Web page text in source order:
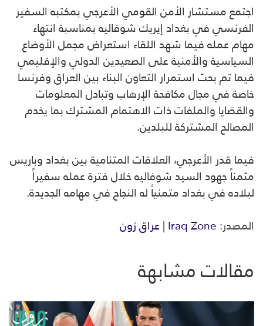
اجتمع مستشار الأمن القومي الأعرجي بمكتبه السفير
الفرنسي في بغداد إيريك شوفاليه بمناسبة انتهاء
مهام عمله فيما شهد اللقاء استعراض مجمل الأوضاع
السياسية والأمنية على الصعيدين الدولي والإقليمي
فيما تم بحث استمرار التعاون البناء بين العراق وفرنسا
خاصة في مجال مكافحة الإرهاب وتبادل المعلومات
والقضايا والملفات ذات الاهتمام المشترك بما يخدم
المصالح المشتركة للبلدين.
فيما قدر الأعرجي، العلاقات المتنامية بين بغداد وباريس
مثمناً جهود السيد شوفاليه خلال فترة عمله سفيراً
لبلاده في بغداد متمنياً له النجاح في مهامه الجديدة.
المصدر:Iraq Zone | عراق زون
مقالات مشابهة